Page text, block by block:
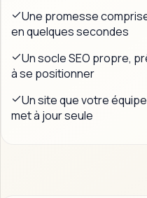
Une promesse
en quelques secondes
Un socle SEO propre,
à se positionner
Un site que votre équipe
met à jour seule